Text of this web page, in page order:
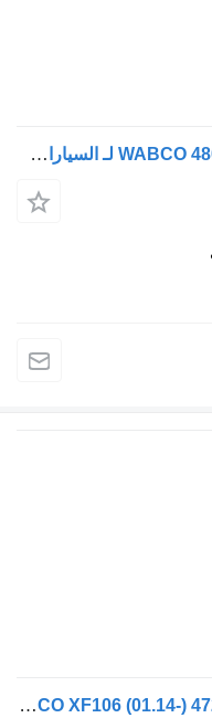
صمام التحكم في الفرامل WABCO 4802040310 لـ السيارات القاطرة DAF XF106 (2014)
صمام التحكم في الفرامل WABCO XF106 (01.14-) 4728900410 لـ السيارات القاطرة DAF XF106 (01.14-)